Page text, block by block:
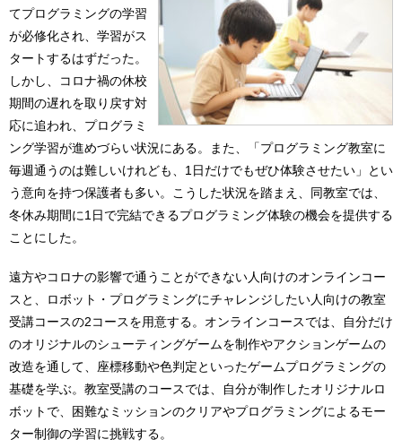
てプログラミングの学習
が必修化され、学習がス
タートするはずだった。
しかし、コロナ禍の休校
期間の遅れを取り戻す対
応に追われ、プログラミ
ング学習が進めづらい状況にある。また、「プログラミング教室に
毎週通うのは難しいけれども、1日だけでもぜひ体験させたい」とい
う意向を持つ保護者も多い。こうした状況を踏まえ、同教室では、
冬休み期間に1日で完結できるプログラミング体験の機会を提供する
ことにした。
遠方やコロナの影響で通うことができない人向けのオンラインコー
スと、ロボット・プログラミングにチャレンジしたい人向けの教室
受講コースの2コースを用意する。オンラインコースでは、自分だけ
のオリジナルのシューティングゲームを制作やアクションゲームの
改造を通して、座標移動や色判定といったゲームプログラミングの
基礎を学ぶ。教室受講のコースでは、自分が制作したオリジナルロ
ボットで、困難なミッションのクリアやプログラミングによるモー
ター制御の学習に挑戦する。